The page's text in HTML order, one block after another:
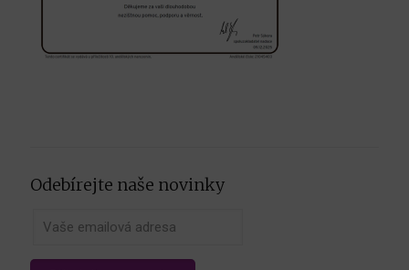
Odebírejte naše novinky